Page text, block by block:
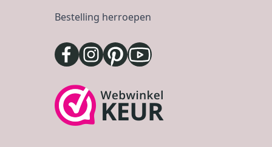
Bestelling herroepen